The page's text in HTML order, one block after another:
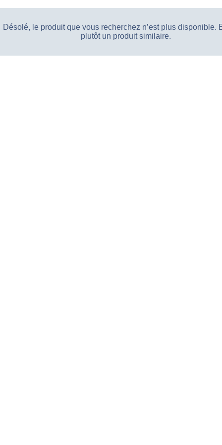
Désolé, le produit que vous recherchez n’est plus disponible.
plutôt un produit similaire.